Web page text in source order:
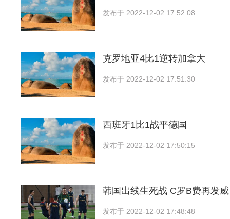
发布于 2022-12-02 17:52:08
克罗地亚4比1逆转加拿大
发布于 2022-12-02 17:51:30
西班牙1比1战平德国
发布于 2022-12-02 17:50:15
韩国出线生死战 C罗B费再发
发布于 2022-12-02 17:48:48